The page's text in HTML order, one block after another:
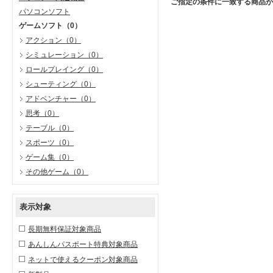
パソコンソフト
ゲームソフト
（0）
アクション （0）
シミュレーション （0）
ロールプレイング （0）
シューティング （0）
アドベンチャー （0）
思考 （0）
テーブル （0）
スポーツ （0）
ゲーム集 （0）
その他ゲーム （0）
表示対象
長期無料保証対象商品
あんしんパスポート特典対象商品
ネットで使えるクーポン対象商品
ご指定の条件に一致する商品